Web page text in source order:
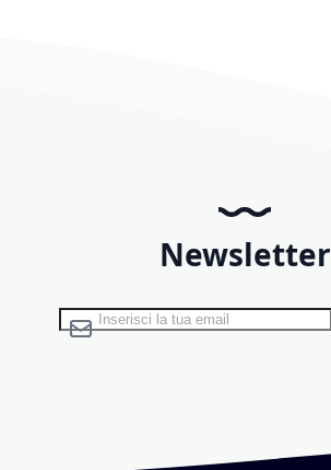
Newsletter
Iscriviti alla nostra Newsletter: